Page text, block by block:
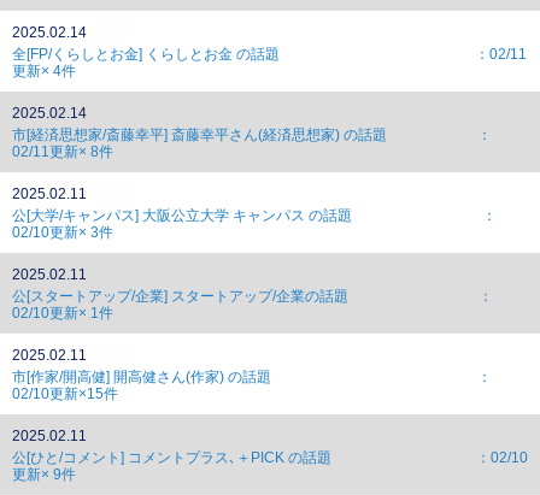
2025.02.14
全[FP/くらしとお金] くらしとお金 の話題 ：02/11
更新× 4件
2025.02.14
市[経済思想家/斎藤幸平] 斎藤幸平さん(経済思想家) の話題 ：
02/11更新× 8件
2025.02.11
公[大学/キャンパス] 大阪公立大学 キャンパス の話題 ：
02/10更新× 3件
2025.02.11
公[スタートアップ/企業] スタートアップ/企業の話題 ：
02/10更新× 1件
2025.02.11
市[作家/開高健] 開高健さん(作家) の話題 ：
02/10更新×15件
2025.02.11
公[ひと/コメント] コメントプラス､＋PICK の話題 ：02/10
更新× 9件